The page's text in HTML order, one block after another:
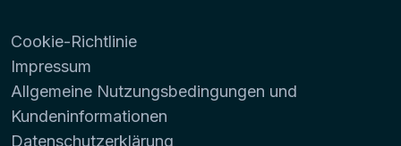
Cookie-Richtlinie
Impressum
Allgemeine Nutzungsbedingungen und
Kundeninformationen
Datenschutzerklärung